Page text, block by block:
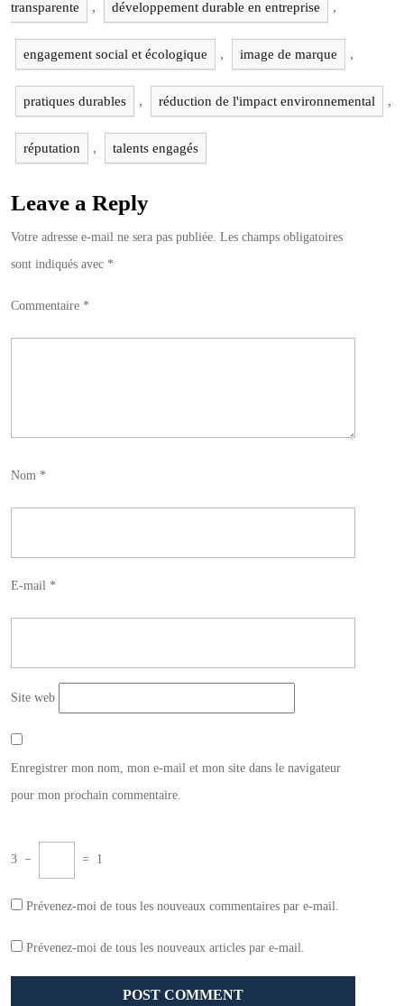
transparente , développement durable en entreprise ,
engagement social et écologique , image de marque ,
pratiques durables , réduction de l'impact environnemental ,
réputation , talents engagés
Leave a Reply
Votre adresse e-mail ne sera pas publiée. Les champs obligatoires
sont indiqués avec *
Commentaire *
Nom *
E-mail *
Site web
Enregistrer mon nom, mon e-mail et mon site dans le navigateur
pour mon prochain commentaire.
3 − = 1
Prévenez-moi de tous les nouveaux commentaires par e-mail.
Prévenez-moi de tous les nouveaux articles par e-mail.